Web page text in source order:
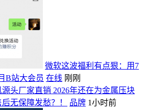
微软这波福利有点狠：用7
B站大会员 在线 刚刚
头厂家直销 2026年还在为金属压块
无保障发愁？！
品牌 1小时前